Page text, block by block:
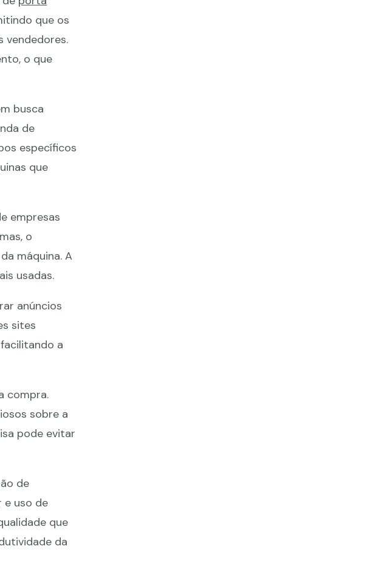
que os
vendedores.
o que
busca
de
específicos
que
empresas
o
máquina. A
usadas.
anúncios
sites
a
compra.
sobre a
pode evitar
de
e uso de
que
da